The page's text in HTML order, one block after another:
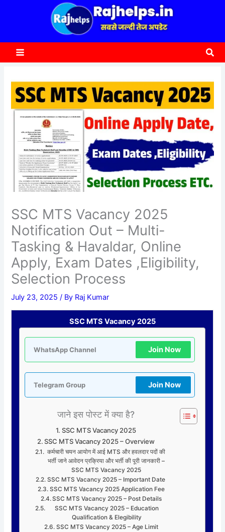
SSC MTS Vacancy 2025
Notification Out – Multi-
Tasking & Havaldar, Online
Apply, Exam Dates ,Eligibility,
Selection Process
July 23, 2025/ By Raj Kumar
SSC MTS Vacancy 2025
WhatsApp Channel Join Now
Telegram Group Join Now
जाने इस पोस्ट में क्या है?
SSC MTS Vacancy 2025
SSC MTS Vacancy 2025 – Overview
कर्मचारी चयन आयोग में आई MTS और हवलदार पदों की
भर्ती जाने आवेदन प्रक्रिया और भर्ती की पूरी जानकारी –
SSC MTS Vacancy 2025
SSC MTS Vacancy 2025 – Important Date
SSC MTS Vacancy 2025 Application Fee
SSC MTS Vacancy 2025 – Post Details
SSC MTS Vacancy 2025 – Education
Qualification & Elegibility
SSC MTS Vacancy 2025 – Age Limit
c